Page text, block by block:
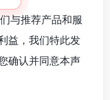
与推荐产品和服
益，我们特此发
确认并同意本声